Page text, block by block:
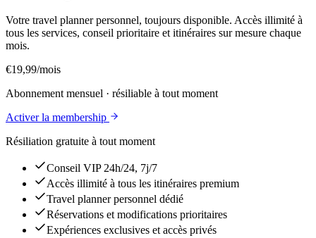
Votre travel planner personnel, toujours disponible. Accès illimité à
tous les services, conseil prioritaire et itinéraires sur mesure chaque
mois.
€19,99/mois
Abonnement mensuel · résiliable à tout moment
Activer la membership
Résiliation gratuite à tout moment
Conseil VIP 24h/24, 7j/7
Accès illimité à tous les itinéraires premium
Travel planner personnel dédié
Réservations et modifications prioritaires
Expériences exclusives et accès privés